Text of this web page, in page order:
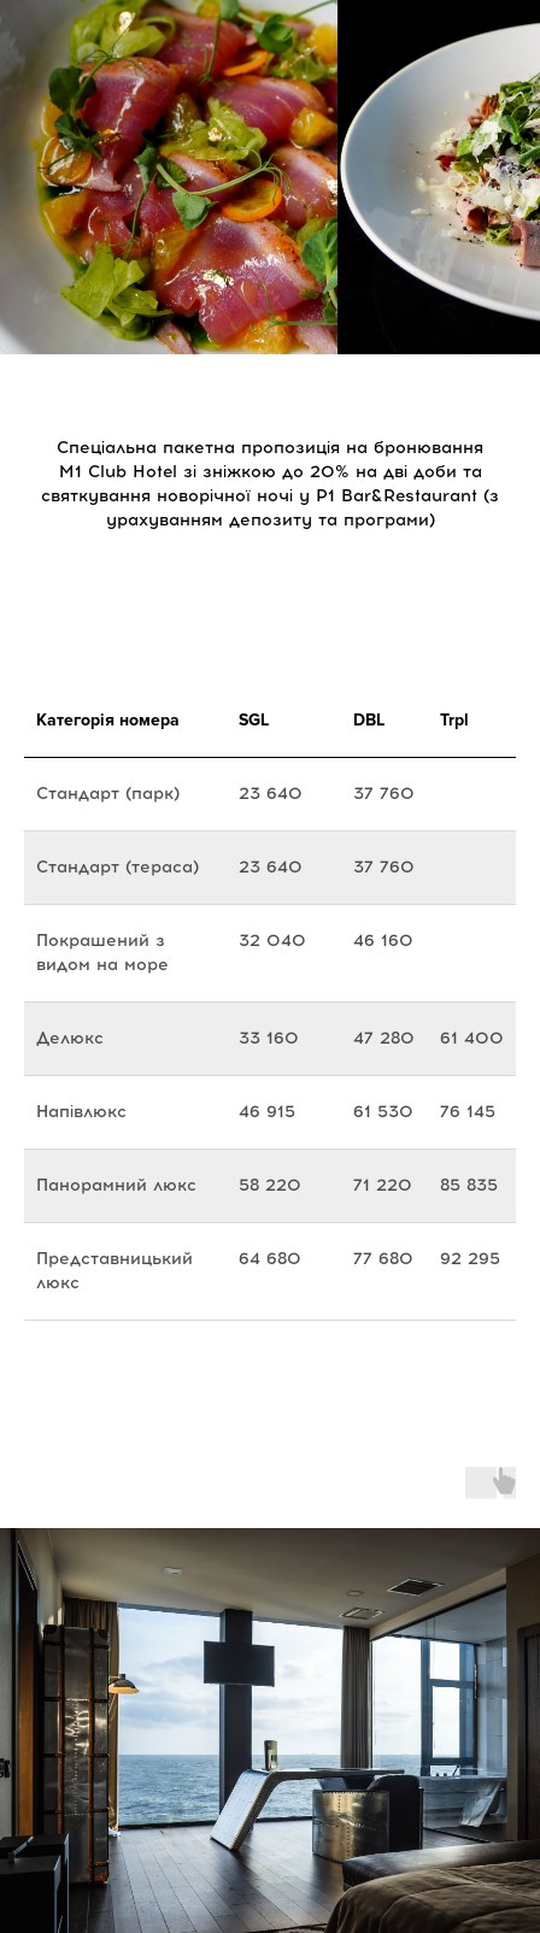
Спеціальна пакетна пропозиція на бронювання
M1 Club Hotel зі зніжкою до 20% на дві доби та
святкування новорічної ночі у P1 Bar&Restaurant (з
урахуванням депозиту та програми)
Категорія номера SGL DBL Trpl
Стандарт (парк) 23 640 37 760
Стандарт (тераса) 23 640 37 760
Покрашений з
видом на море
32 040 46 160
Делюкс 33 160 47 280 61 400
Напівлюкс 46 915 61 530 76 145
Панорамний люкс 58 220 71 220 85 835
Представницький
люкс
64 680 77 680 92 295